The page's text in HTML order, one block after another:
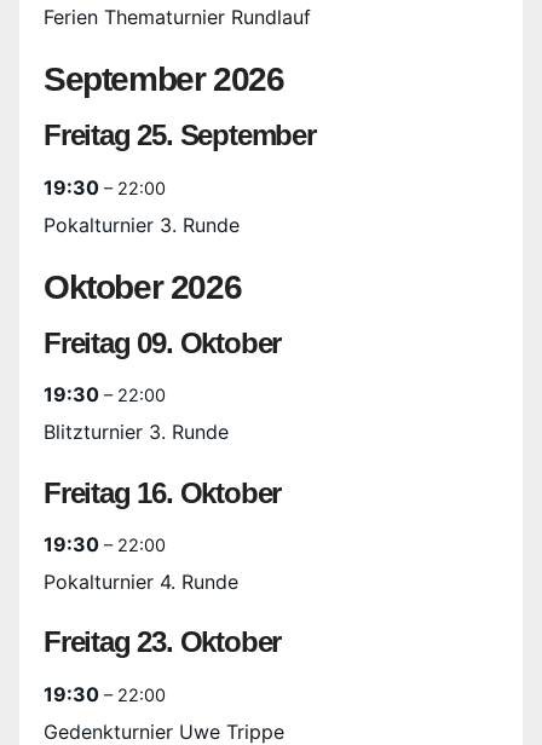
Ferien Thematurnier Rundlauf
September 2026
Freitag 25. September
19:30 – 22:00
Pokalturnier 3. Runde
Oktober 2026
Freitag 09. Oktober
19:30 – 22:00
Blitzturnier 3. Runde
Freitag 16. Oktober
19:30 – 22:00
Pokalturnier 4. Runde
Freitag 23. Oktober
19:30 – 22:00
Gedenkturnier Uwe Trippe